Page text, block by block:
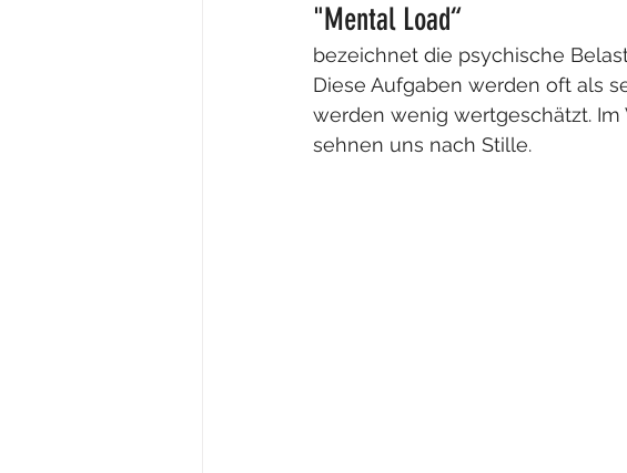
"Mental Load“
bezeichnet die psychische
Diese Aufgaben werden oft als
werden wenig wertgeschätzt.
sehnen uns nach Stille.